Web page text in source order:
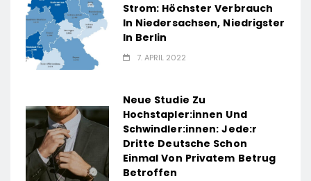
Strom: Höchster Verbrauch
In Niedersachsen, Niedrigster
In Berlin
7. APRIL 2022
Neue Studie Zu
Hochstapler:innen Und
Schwindler:innen: Jede:r
Dritte Deutsche Schon
Einmal Von Privatem Betrug
Betroffen